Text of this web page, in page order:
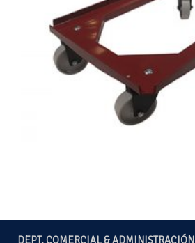
DEPT. COMERCIAL & ADMINISTRACIÓN